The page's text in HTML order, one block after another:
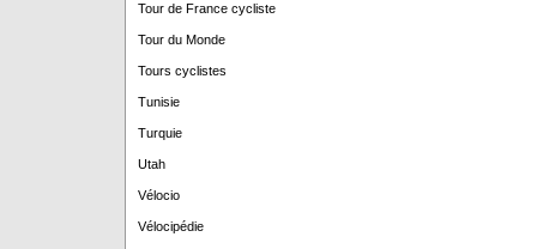
Tour de France cycliste
Tour du Monde
Tours cyclistes
Tunisie
Turquie
Utah
Vélocio
Vélocipédie